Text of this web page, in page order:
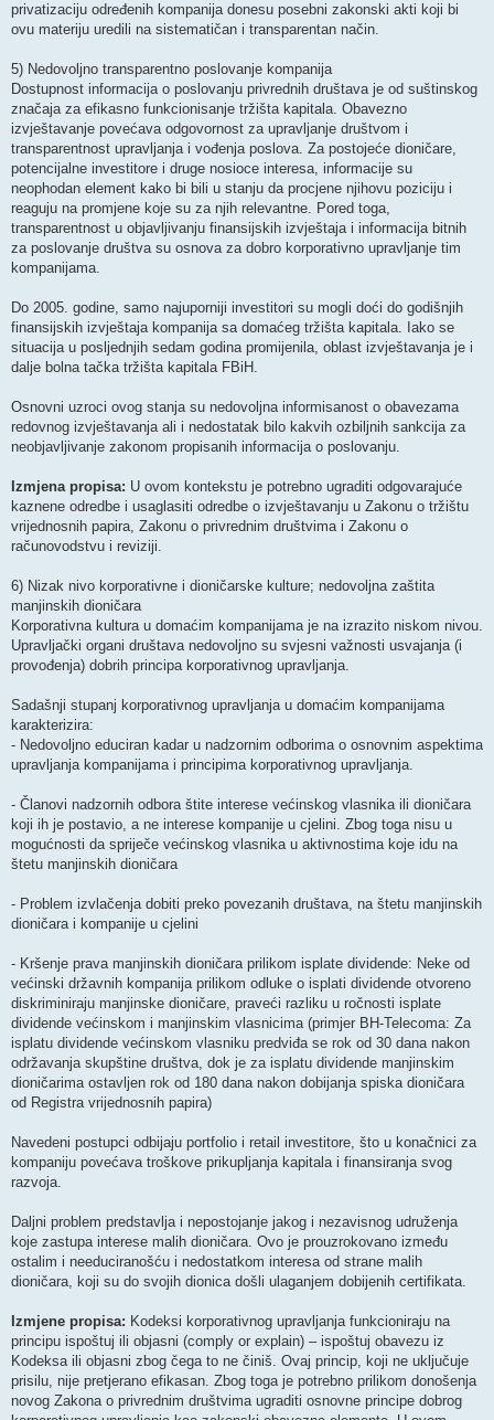
privatizaciju određenih kompanija donesu posebni zakonski akti koji bi
ovu materiju uredili na sistematičan i transparentan način.
5) Nedovoljno transparentno poslovanje kompanija
Dostupnost informacija o poslovanju privrednih društava je od suštinskog
značaja za efikasno funkcionisanje tržišta kapitala. Obavezno
izvještavanje povećava odgovornost za upravljanje društvom i
transparentnost upravljanja i vođenja poslova. Za postojeće dioničare,
potencijalne investitore i druge nosioce interesa, informacije su
neophodan element kako bi bili u stanju da procjene njihovu poziciju i
reaguju na promjene koje su za njih relevantne. Pored toga,
transparentnost u objavljivanju finansijskih izvještaja i informacija bitnih
za poslovanje društva su osnova za dobro korporativno upravljanje tim
kompanijama.
Do 2005. godine, samo najuporniji investitori su mogli doći do godišnjih
finansijskih izvještaja kompanija sa domaćeg tržišta kapitala. Iako se
situacija u posljednjih sedam godina promijenila, oblast izvještavanja je i
dalje bolna tačka tržišta kapitala FBiH.
Osnovni uzroci ovog stanja su nedovoljna informisanost o obavezama
redovnog izvještavanja ali i nedostatak bilo kakvih ozbiljnih sankcija za
neobjavljivanje zakonom propisanih informacija o poslovanju.
Izmjena propisa: U ovom kontekstu je potrebno ugraditi odgovarajuće
kaznene odredbe i usaglasiti odredbe o izvještavanju u Zakonu o tržištu
vrijednosnih papira, Zakonu o privrednim društvima i Zakonu o
računovodstvu i reviziji.
6) Nizak nivo korporativne i dioničarske kulture; nedovoljna zaštita
manjinskih dioničara
Korporativna kultura u domaćim kompanijama je na izrazito niskom nivou.
Upravljački organi društava nedovoljno su svjesni važnosti usvajanja (i
provođenja) dobrih principa korporativnog upravljanja.
Sadašnji stupanj korporativnog upravljanja u domaćim kompanijama
karakterizira:
- Nedovoljno educiran kadar u nadzornim odborima o osnovnim aspektima
upravljanja kompanijama i principima korporativnog upravljanja.
- Članovi nadzornih odbora štite interese većinskog vlasnika ili dioničara
koji ih je postavio, a ne interese kompanije u cjelini. Zbog toga nisu u
mogućnosti da spriječe većinskog vlasnika u aktivnostima koje idu na
štetu manjinskih dioničara
- Problem izvlačenja dobiti preko povezanih društava, na štetu manjinskih
dioničara i kompanije u cjelini
- Kršenje prava manjinskih dioničara prilikom isplate dividende: Neke od
većinski državnih kompanija prilikom odluke o isplati dividende otvoreno
diskriminiraju manjinske dioničare, praveći razliku u ročnosti isplate
dividende većinskom i manjinskim vlasnicima (primjer BH-Telecoma: Za
isplatu dividende većinskom vlasniku predviđa se rok od 30 dana nakon
održavanja skupštine društva, dok je za isplatu dividende manjinskim
dioničarima ostavljen rok od 180 dana nakon dobijanja spiska dioničara
od Registra vrijednosnih papira)
Navedeni postupci odbijaju portfolio i retail investitore, što u konačnici za
kompaniju povećava troškove prikupljanja kapitala i finansiranja svog
razvoja.
Daljni problem predstavlja i nepostojanje jakog i nezavisnog udruženja
koje zastupa interese malih dioničara. Ovo je prouzrokovano između
ostalim i needuciranošću i nedostatkom interesa od strane malih
dioničara, koji su do svojih dionica došli ulaganjem dobijenih certifikata.
Izmjene propisa: Kodeksi korporativnog upravljanja funkcioniraju na
principu ispoštuj ili objasni (comply or explain) – ispoštuj obavezu iz
Kodeksa ili objasni zbog čega to ne činiš. Ovaj princip, koji ne uključuje
prisilu, nije pretjerano efikasan. Zbog toga je potrebno prilikom donošenja
novog Zakona o privrednim društvima ugraditi osnovne principe dobrog